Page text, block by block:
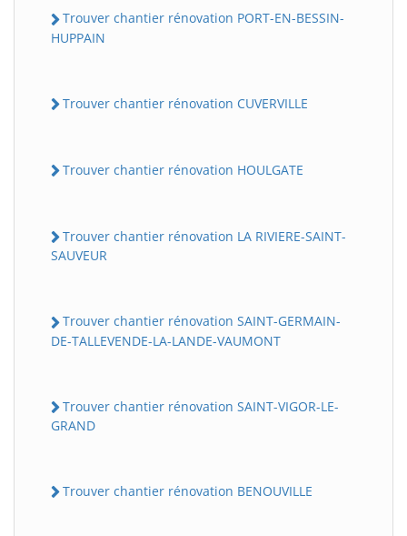
Trouver chantier rénovation PORT-EN-BESSIN-
HUPPAIN
Trouver chantier rénovation CUVERVILLE
Trouver chantier rénovation HOULGATE
Trouver chantier rénovation LA RIVIERE-SAINT-
SAUVEUR
Trouver chantier rénovation SAINT-GERMAIN-
DE-TALLEVENDE-LA-LANDE-VAUMONT
Trouver chantier rénovation SAINT-VIGOR-LE-
GRAND
Trouver chantier rénovation BENOUVILLE